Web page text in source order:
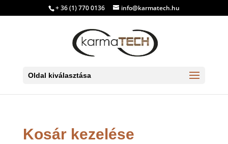
+ 36 (1) 770 0136 info@karmatech.hu
Oldal kiválasztása
Kosár kezelése